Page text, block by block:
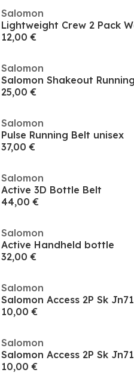
Salomon
12,00 €
Salomon
Salomon Shakeout
25,00 €
Salomon
Pulse Running Belt unisex
37,00 €
Salomon
Active 3D Bottle Belt
44,00 €
Salomon
Active Handheld bottle
32,00 €
Salomon
Salomon Access 2P Sk Jn71
10,00 €
Salomon
Salomon Access 2P Sk Jn71
10,00 €